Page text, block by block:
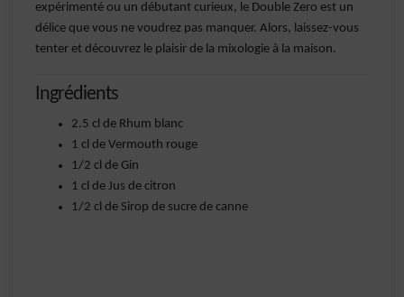
expérimenté ou un débutant curieux, le Double Zero est un
délice que vous ne voudrez pas manquer. Alors, laissez-vous
tenter et découvrez le plaisir de la mixologie à la maison.
Ingrédients
2.5 cl de Rhum blanc
1 cl de Vermouth rouge
1/2 cl de Gin
1 cl de Jus de citron
1/2 cl de Sirop de sucre de canne